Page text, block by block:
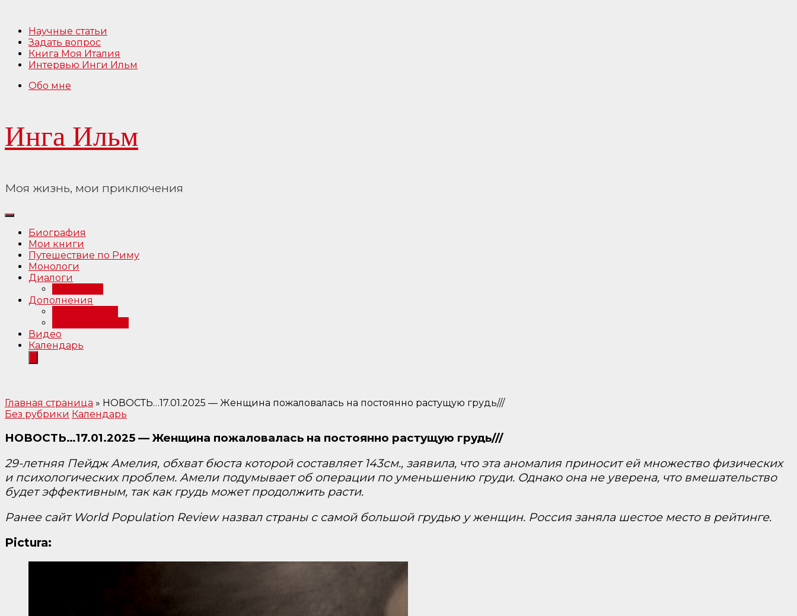
содержимому
Научные статьи
Задать вопрос
Книга Моя Италия
Интервью Инги Ильм
Обо мне
Инга Ильм
Моя жизнь, мои приключения
Биография
Мои книги
Путешествие по Риму
Монологи
Диалоги
Дополнения
Видео
Календарь
Главная страница » НОВОСТЬ…17.01.2025 — Женщина пожаловалась на постоянно растущую грудь///
Без рубрики Календарь
НОВОСТЬ…17.01.2025 — Женщина пожаловалась на постоянно растущую грудь///
29-летняя Пейдж Амелия, обхват бюста которой составляет 143см., заявила, что эта аномалия приносит ей множество физических
и психологических проблем. Амели подумывает об операции по уменьшению груди. Однако она не уверена, что вмешательство
будет эффективным, так как грудь может продолжить расти.
Ранее сайт World Population Review назвал страны с самой большой грудью у женщин. Россия заняла шестое место в рейтинге.
Pictura: